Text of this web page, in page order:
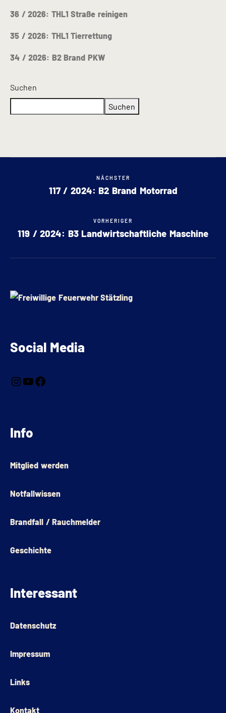
36 / 2026: THL1 Straße reinigen
35 / 2026: THL1 Tierrettung
34 / 2026: B2 Brand PKW
Suchen
Suchen
NÄCHSTER
117 / 2024: B2 Brand Motorrad
VORHERIGER
119 / 2024: B3 Landwirtschaftliche Maschine
Social Media
Info
Mitglied werden
Notfallwissen
Brandfall / Rauchmelder
Geschichte
Interessant
Datenschutz
Impressum
Links
Kontakt